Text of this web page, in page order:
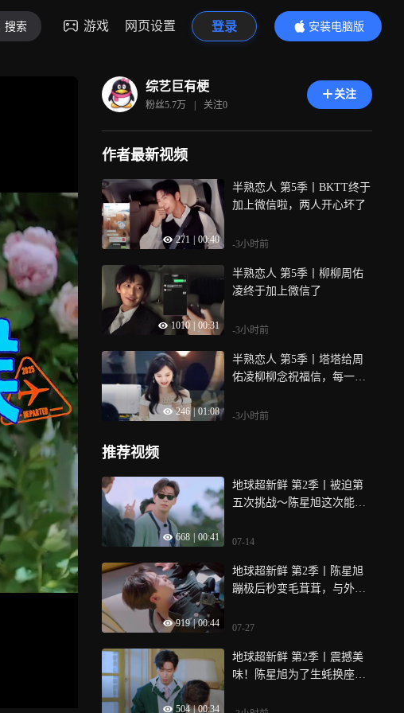
搜索 游戏 网页设置 登录
安装电脑版
内容更精彩
综艺巨有梗
粉丝5.7万 | 关注0
关注
作者最新视频
271 00:40
半熟恋人 第5季丨BKTT终于
加上微信啦，两人开心坏了
-3小时前
1010 00:31
半熟恋人 第5季丨柳柳周佑
凌终于加上微信了
-3小时前
246 01:08
半熟恋人 第5季丨塔塔给周
佑凌柳柳念祝福信，每一段
-3小时前
推荐视频
668 00:41
地球超新鲜 第2季丨被迫第
五次挑战～陈星旭这次能否
07-14
919 | 00:44
地球超新鲜 第2季丨陈星旭
蹦极后秒变毛茸茸，与外国
07-27
504 | 00:34
地球超新鲜 第2季丨震撼美
味！陈星旭为了生蚝换座，